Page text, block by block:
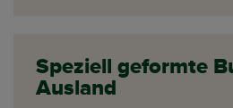
Speziell geformte
Ausland